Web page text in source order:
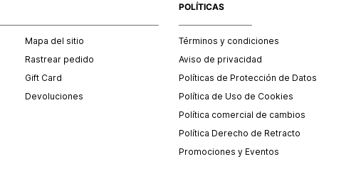
Mapa del sitio
Rastrear pedido
Gift Card
Devoluciones
POLÍTICAS
Términos y condiciones
Aviso de privacidad
Políticas de Protección de Datos
Política de Uso de Cookies
Política comercial de cambios
Política Derecho de Retracto
Promociones y Eventos